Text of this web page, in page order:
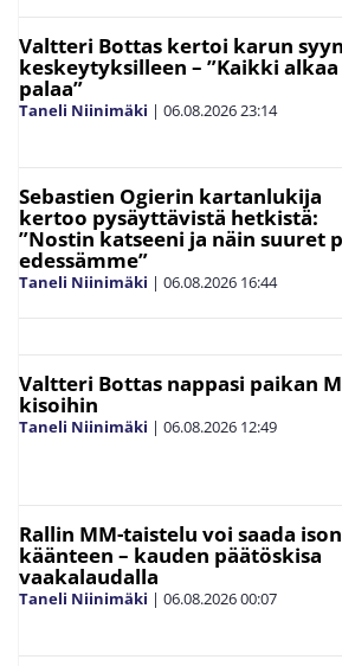
Valtteri Bottas kertoi karun syyn
keskeytyksilleen – ”Kaikki alkaa
palaa”
Taneli Niinimäki | 06.08.202623:14
Sebastien Ogierin kartanlukija
kertoo pysäyttävistä hetkistä:
”Nostin katseeni ja näin suuret
edessämme”
Taneli Niinimäki | 06.08.2026 16:44
Valtteri Bottas nappasi paikan
kisoihin
Taneli Niinimäki | 06.08.2026 12:49
Rallin MM-taistelu voi saada ison
käänteen – kauden päätöskisa
vaakalaudalla
Taneli Niinimäki | 06.08.202600:07